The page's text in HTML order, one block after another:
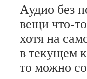
Аудио без
вещи что-
хотя на
в текущем
то можно